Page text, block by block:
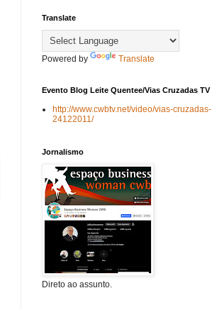
Translate
Powered by Translate
Evento Blog Leite Quentee/Vias Cruzadas TV
http://www.cwbtv.net/video/vias-cruzadas-
24122011/
Jornalismo
Direto ao assunto.